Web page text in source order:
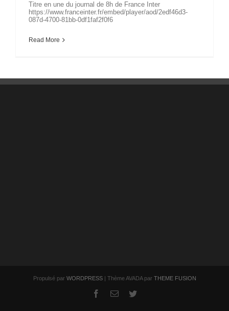
Titre en une du journal de 8h de France Inter
https://www.franceinter.fr/embed/player/aod/2edf46d3-
087d-4700-81bb-0df1faf2f0f6
Read More
Propulsé par WORDPRESS| Thème AVADA par THEME FUSION
facebookEmailtwitter